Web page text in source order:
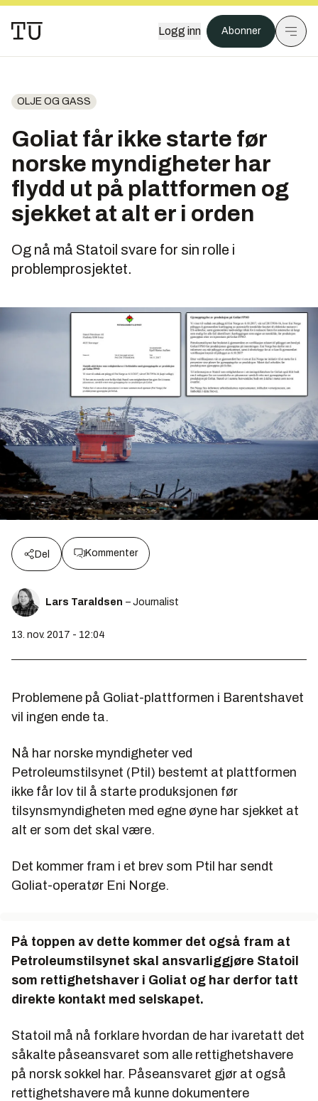
Logg inn Abonner
OLJE OG GASS
Goliat får ikke starte før
norske myndigheter har
flydd ut på plattformen og
sjekket at alt er i orden
Og nå må Statoil svare for sin rolle i
problemprosjektet.
Del Kommenter
Lars Taraldsen – Journalist
13. nov. 2017 - 12:04
Problemene på Goliat-plattformen i Barentshavet
vil ingen ende ta.
Nå har norske myndigheter ved
Petroleumstilsynet (Ptil) bestemt at plattformen
ikke får lov til å starte produksjonen før
tilsynsmyndigheten med egne øyne har sjekket at
alt er som det skal være.
Det kommer fram i et brev som Ptil har sendt
Goliat-operatør Eni Norge.
På toppen av dette kommer det også fram at
Petroleumstilsynet skal ansvarliggjøre Statoil
som rettighetshaver i Goliat og har derfor tatt
direkte kontakt med selskapet.
Statoil må nå forklare hvordan de har ivaretatt det
såkalte påseansvaret som alle rettighetshavere
på norsk sokkel har. Påseansvaret gjør at også
rettighetshavere må kunne dokumentere